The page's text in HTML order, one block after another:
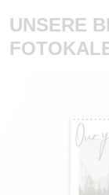
UNSERE